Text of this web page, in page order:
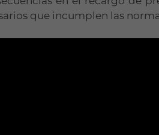
que incumplen las